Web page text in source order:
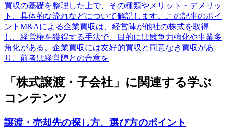
買収の基礎を整理した上で、その種類やメリット・デメリッ
ト、具体的な流れなどについて解説します。この記事のポイ
ントM&Aによる企業買収は、経営陣が他社の株式を取得
し、経営権を獲得する手法で、目的には競争力強化や事業多
角化がある。企業買収には友好的買収と同意なき買収があ
り、前者は経営陣との合意を
「株式譲渡・子会社」に関連する学ぶ
コンテンツ
譲渡・売却先の探し方、選び方のポイント